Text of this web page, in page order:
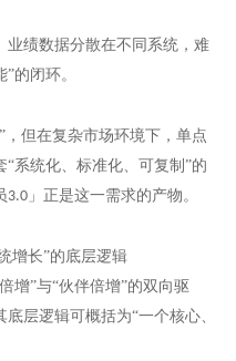
业绩数据分散在不同系统，难
的闭环。
但在复杂市场环境下，单点
系统化、标准化、可复制”的
3.0」正是这一需求的产物。
增长”的底层逻辑
增”与“伙伴倍增”的双向驱
层逻辑可概括为“一个核心、